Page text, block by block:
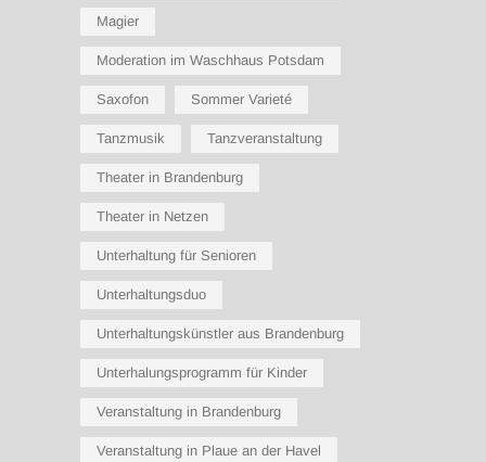
Magier
Moderation im Waschhaus Potsdam
Saxofon Sommer Varieté
Tanzmusik Tanzveranstaltung
Theater in Brandenburg
Theater in Netzen
Unterhaltung für Senioren
Unterhaltungsduo
Unterhaltungskünstler aus Brandenburg
Unterhalungsprogramm für Kinder
Veranstaltung in Brandenburg
Veranstaltung in Plaue an der Havel